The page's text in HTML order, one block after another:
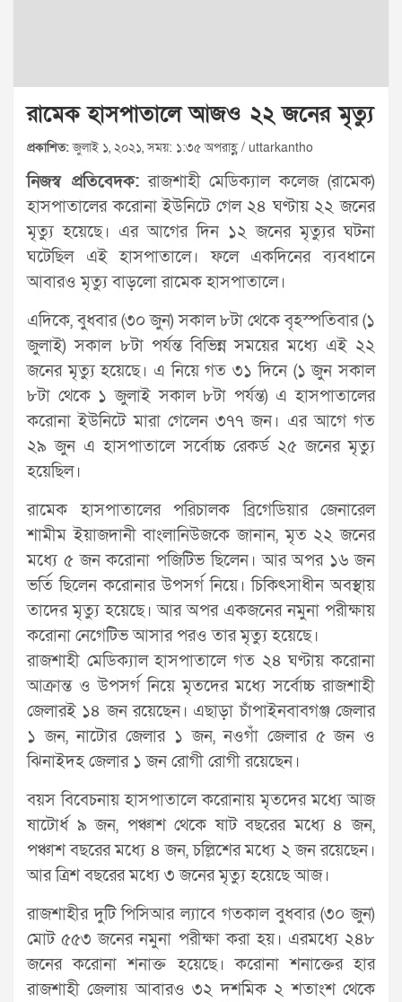
রামেক হাসপাতালে আজও ২২ জনের মৃত্যু
প্রকাশিত:জুলাই ১, ২০২১, সময়: ১:৩৫ অপরাহ্ণ / uttarkantho
নিজস্ব প্রতিবেদক:রাজশাহী মেডিক্যাল কলেজ (রামেক)
হাসপাতালের করোনা ইউনিটে গেল ২৪ ঘণ্টায় ২২ জনের
মৃত্যু হয়েছে। এর আগের দিন ১২ জনের মৃত্যুর ঘটনা
ঘটেছিল এই হাসপাতালে। ফলে একদিনের ব্যবধানে
আবারও মৃত্যু বাড়লো রামেক হাসপাতালে।
এদিকে, বুধবার (৩০ জুন) সকাল ৮টা থেকে বৃহস্পতিবার (১
জুলাই) সকাল ৮টা পর্যন্ত বিভিন্ন সময়ের মধ্যে এই ২২
জনের মৃত্যু হয়েছে। এ নিয়ে গত ৩১ দিনে (১ জুন সকাল
৮টা থেকে ১ জুলাই সকাল ৮টা পর্যন্ত) এ হাসপাতালের
করোনা ইউনিটে মারা গেলেন ৩৭৭ জন। এর আগে গত
২৯ জুন এ হাসপাতালে সর্বোচ্চ রেকর্ড ২৫ জনের মৃত্যু
হয়েছিল।
রামেক হাসপাতালের পরিচালক ব্রিগেডিয়ার জেনারেল
শামীম ইয়াজদানী বাংলানিউজকে জানান, মৃত ২২ জনের
মধ্যে ৫ জন করোনা পজিটিভ ছিলেন। আর অপর ১৬ জন
ভর্তি ছিলেন করোনার উপসর্গ নিয়ে। চিকিৎসাধীন অবস্থায়
তাদের মৃত্যু হয়েছে। আর অপর একজনের নমুনা পরীক্ষায়
করোনা নেগেটিভ আসার পরও তার মৃত্যু হয়েছে।
রাজশাহী মেডিক্যাল হাসপাতালে গত ২৪ ঘণ্টায় করোনা
আক্রান্ত ও উপসর্গ নিয়ে মৃতদের মধ্যে সর্বোচ্চ রাজশাহী
জেলারই ১৪ জন রয়েছেন। এছাড়া চাঁপাইনবাবগঞ্জ জেলার
১ জন, নাটোর জেলার ১ জন, নওগাঁ জেলার ৫ জন ও
ঝিনাইদহ জেলার ১ জন রোগী রোগী রয়েছেন।
বয়স বিবেচনায় হাসপাতালে করোনায় মৃতদের মধ্যে আজ
ষাটোর্ধ ৯ জন, পঞ্চাশ থেকে ষাট বছরের মধ্যে ৪ জন,
পঞ্চাশ বছরের মধ্যে ৪ জন, চল্লিশের মধ্যে ২ জন রয়েছেন।
আর ত্রিশ বছরের মধ্যে ৩ জনের মৃত্যু হয়েছে আজ।
রাজশাহীর দুটি পিসিআর ল্যাবে গতকাল বুধবার (৩০ জুন)
মোট ৫৫৩ জনের নমুনা পরীক্ষা করা হয়। এরমধ্যে ২৪৮
জনের করোনা শনাক্ত হয়েছে। করোনা শনাক্তের হার
রাজশাহী জেলায় আবারও ৩২ দশমিক ২ শতাংশ থেকে